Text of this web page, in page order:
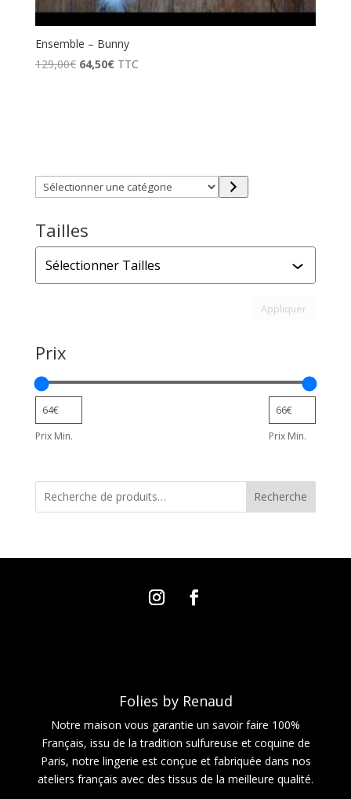
Ensemble – Bunny
129,00€ Le
64,50€LeTTC
Sélectionner
une
Tailles
Appliquer
Prix
Prix Min. Prix Min.
Recherche
Folies by Renaud
Notre maison vous garantie un savoir faire 100%
Français, issu de la tradition sulfureuse et coquine de
Paris, notre lingerie est conçue et fabriquée dans nos
ateliers français avec des tissus de la meilleure qualité.